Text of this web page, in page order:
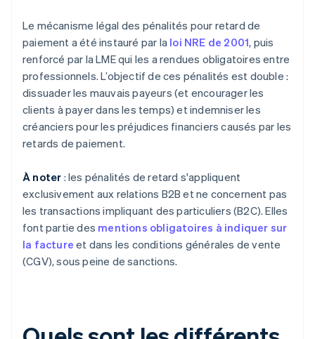
Le mécanisme légal des pénalités pour retard de
paiement a été instauré par la loi NRE de 2001, puis
renforcé par la LME qui les a rendues obligatoires entre
professionnels. L’objectif de ces pénalités est double :
dissuader les mauvais payeurs (et encourager les
clients à payer dans les temps) et indemniser les
créanciers pour les préjudices financiers causés par les
retards de paiement.
À noter : les pénalités de retard s'appliquent
exclusivement aux relations B2B et ne concernent pas
les transactions impliquant des particuliers (B2C). Elles
font partie des mentions obligatoires à indiquer sur
la facture et dans les conditions générales de vente
(CGV), sous peine de sanctions.